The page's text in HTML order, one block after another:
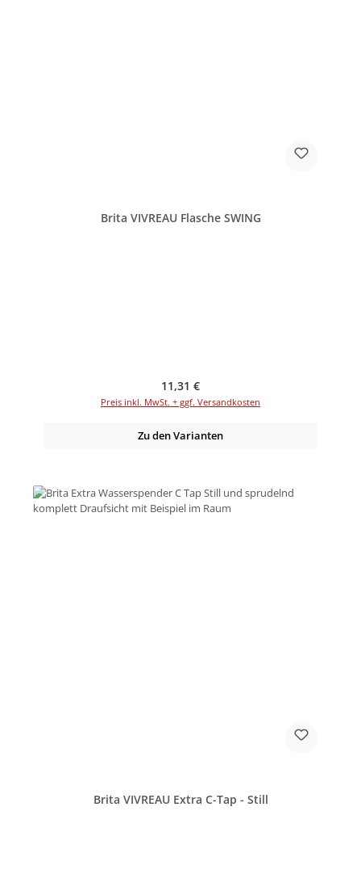
Brita VIVREAU Flasche SWING
Regulärer Preis:
11,31 €
Preis inkl. MwSt. + ggf. Versandkosten
Zu den Varianten
Brita VIVREAU Extra C-Tap - Still